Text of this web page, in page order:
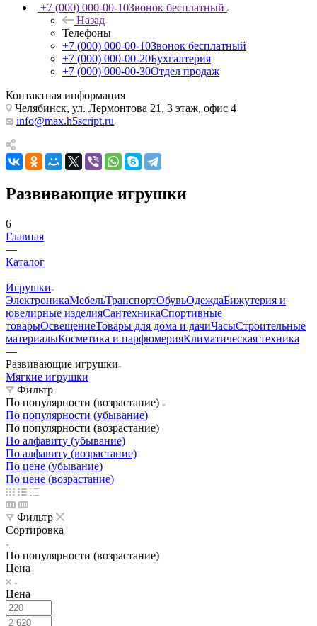
+7 (000) 000-00-10Звонок бесплатный
Назад
Телефоны
+7 (000) 000-00-10Звонок бесплатный
+7 (000) 000-00-20Бухгалтерия
+7 (000) 000-00-30Отдел продаж
Контактная информация
Челябинск, ул. Лермонтова 21, 3 этаж, офис 4
info@max.h5script.ru
Развивающие игрушки
6
Главная
—
Каталог
—
Игрушки
ЭлектроникаМебельТранспортОбувьОдеждаБижутерия и
ювелирные изделияСантехникаСпортивные
товарыОсвещениеТовары для дома и дачиЧасыСтроительные
материалыКосметика и парфюмерияКлиматическая техника
—
Развивающие игрушки
Мягкие игрушки
Фильтр
По популярности (возрастание)
По популярности (убывание)
По популярности (возрастание)
По алфавиту (убывание)
По алфавиту (возрастание)
По цене (убывание)
По цене (возрастание)
Фильтр
Сортировка
По популярности (возрастание)
Цена
Цена